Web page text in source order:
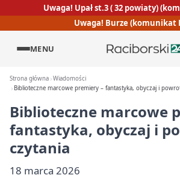
Uwaga! Upał st.3 ( 32 powiaty)
Uwaga! Burze (komunikat
MENU
Strona główna Wiadomości
Biblioteczne marcowe premiery – fantastyka, obyczaj i
Biblioteczne marcowe
fantastyka, obyczaj i
czytania
18 marca 2026